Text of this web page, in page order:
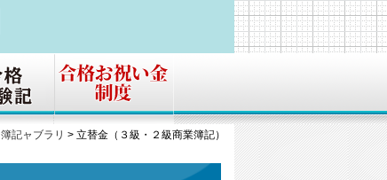
簿記ャブラリ > 立替金（３級・２級商業簿記）